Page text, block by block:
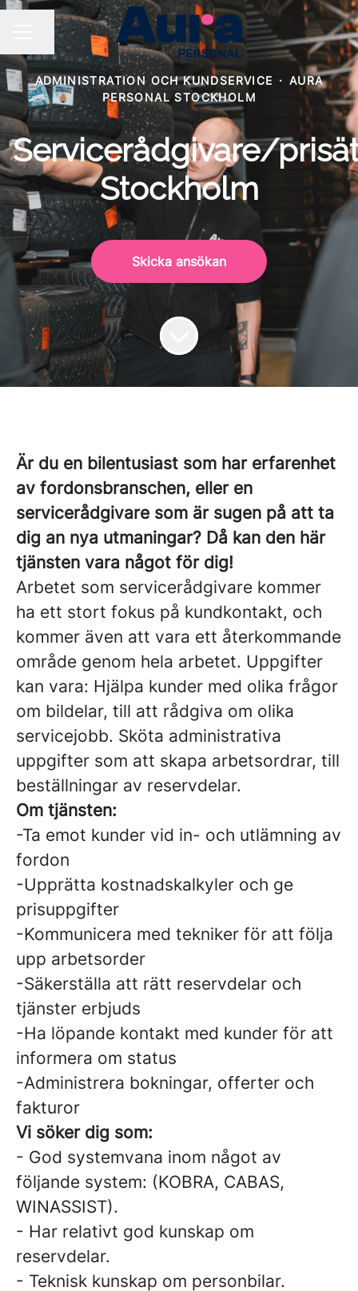
KARRIÄRMENY
Dela sidan
ADMINISTRATION OCH KUNDSERVICE · AURA
PERSONAL STOCKHOLM
Servicerådgivare/
Stockholm
Skicka ansökan
Är du en bilentusiast som har erfarenhet
av fordonsbranschen, eller en
servicerådgivare som är sugen på att ta
dig an nya utmaningar? Då kan den här
tjänsten vara något för dig!
Arbetet som servicerådgivare kommer
ha ett stort fokus på kundkontakt, och
kommer även att vara ett återkommande
område genom hela arbetet. Uppgifter
kan vara: Hjälpa kunder med olika frågor
om bildelar, till att rådgiva om olika
servicejobb. Sköta administrativa
uppgifter som att skapa arbetsordrar, till
beställningar av reservdelar.
Om tjänsten:
-Ta emot kunder vid in- och utlämning av
fordon
-Upprätta kostnadskalkyler och ge
prisuppgifter
-Kommunicera med tekniker för att följa
upp arbetsorder
-Säkerställa att rätt reservdelar och
tjänster erbjuds
-Ha löpande kontakt med kunder för att
informera om status
-Administrera bokningar, offerter och
fakturor
Vi söker dig som:
- God systemvana inom något av
följande system: (KOBRA, CABAS,
WINASSIST).
- Har relativt god kunskap om
reservdelar.
- Teknisk kunskap om personbilar.